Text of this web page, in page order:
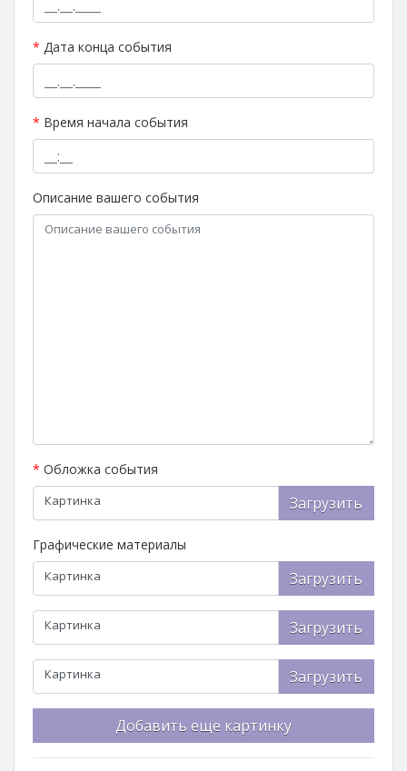
* Дата конца события
* Время начала события
Описание вашего события
* Обложка события
Картинка Загрузить
Графические материалы
Картинка Загрузить
Картинка Загрузить
Картинка Загрузить
Добавить еще картинку